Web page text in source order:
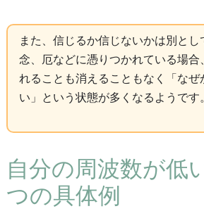
また、信じるか信じないかは別とし
念、厄などに憑りつかれている場合
れることも消えることもなく「なぜ
い」という状態が多くなるようです。
自分の周波数が低
つの具体例